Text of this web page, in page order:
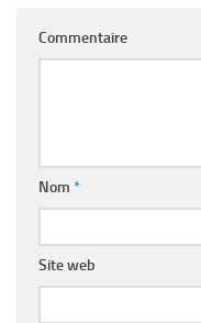
Commentaire
Nom *
Site web